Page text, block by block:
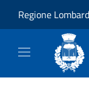
Regione